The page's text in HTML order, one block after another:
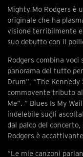
Mighty Mo Rodgers è
originale che ha
visione terribilmente
suo debutto con il
Rodgers combina
panorama del tutto
Drum”, “The Kennedy
commovente tributo
Me”. ” Blues Is My
indelebile sugli
dal palco del
Rodgers è
“Le mie canzoni